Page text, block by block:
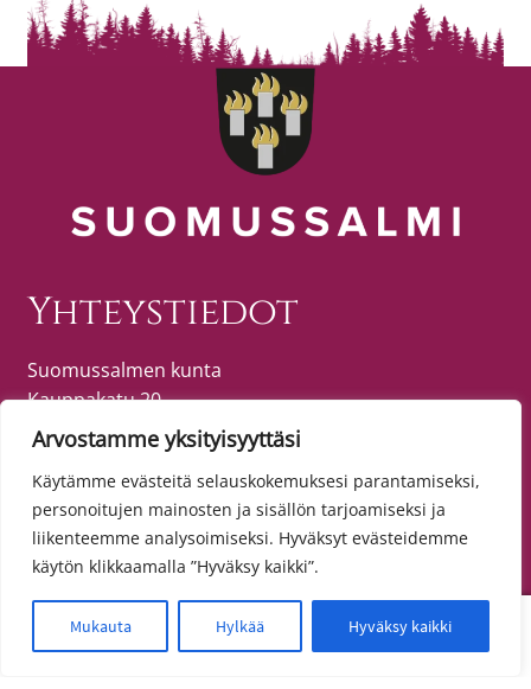
Arvostamme yksityisyyttäsi
Käytämme evästeitä selauskokemuksesi parantamiseksi,
personoitujen mainosten ja sisällön tarjoamiseksi ja
liikenteemme analysoimiseksi. Hyväksyt evästeidemme
käytön klikkaamalla ”Hyväksy kaikki”.
Mukauta Hylkää Hyväksy kaikki
Yhteystiedot
Suomussalmen kunta
Kauppakatu 20
89600 SUOMUSSALMI
puh. (08) 615 55 51 (vaihde)
Tietosuoja
Toimitusehdot
Tietosuojaseloste
Etsi:
Haku